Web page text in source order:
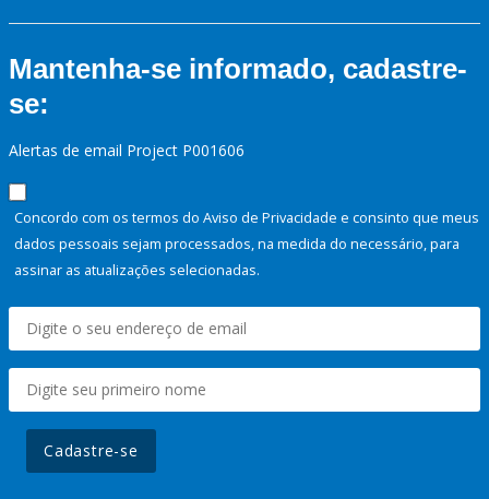
Mantenha-se informado, cadastre-
se:
Alertas de email Project P001606
Concordo com os termos do Aviso de Privacidade e consinto que meus
dados pessoais sejam processados, na medida do necessário, para
assinar as atualizações selecionadas.
Cadastre-se